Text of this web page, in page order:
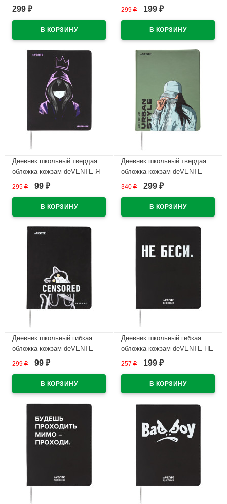
Список избранных (Favorite
ляссе арт.2020581
299 ₽
Зайка шелкография,
299₽ 199 ₽
Дневник школьный твердая
обложка кожзам deVENTE Я
королева (I'm Queen)
арт.2020574
295₽ 99 ₽
Дневник школьный твердая
обложка кожзам deVENTE
Городской стиль (Urban Style)
арт.2020555
340₽ 299 ₽
Дневник школьный гибкая
обложка кожзам deVENTE
Цензура (Censored)
ляссе арт.2020567
299₽ 99 ₽
Дневник школьный гибкая
обложка кожзам deVENTE НЕ
арт.2222519
257₽ 199 ₽